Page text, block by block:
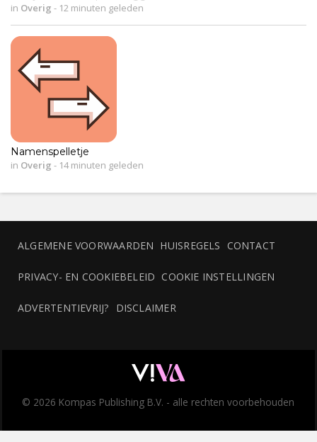
in Overig - 12 minuten geleden
Namenspelletje
in Overig - 14 minuten geleden
ALGEMENE VOORWAARDEN HUISREGELS CONTACT
PRIVACY- EN COOKIEBELEID COOKIE INSTELLINGEN
ADVERTENTIEVRIJ? DISCLAIMER
© 2026 Kompas Publishing B.V. - alle rechten voorbehouden